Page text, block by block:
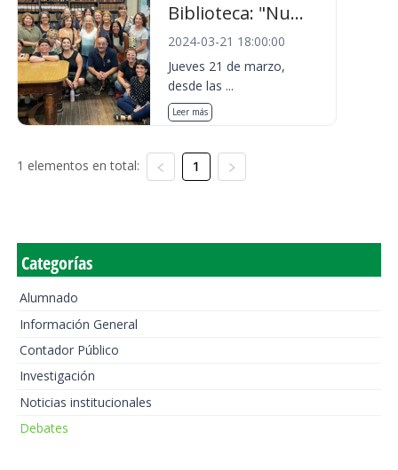
Biblioteca: "Nu...
2024-03-21 18:00:00
Jueves 21 de marzo,
desde las ...
Leer más
1 elementos en total: 1
Categorías
Alumnado
Información General
Contador Público
Investigación
Noticias institucionales
Debates